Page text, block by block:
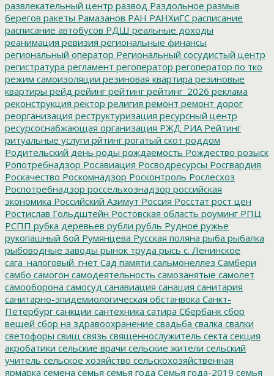
развлекательный центр развод Раздольное размыв
берегов ракеты Рамазанов РАН РАНХиГС расписание
расписание автобусов РДШ реальные доходы
реанимация ревизия региональные финансы
региональный оператор Региональный сосудистый центр
регистратура регламент регоператор регоператор по тко
режим самоизоляции резиновая квартира резиновые
квартиры рейд рейинг рейтинг рейтинг_2026 реклама
реконструкция ректор религия ремонт ремонт дорог
реорганизация реструктуризация ресурсный центр
ресурсоснабжающая организация РЖД РИА Рейтинг
ритуальные услуги рйтинг рогатый скот роддом
Родительский день роды рождаемость Рождество розыск
Ропотребнадзор Росавиация Росводресурсы Росгвардия
Роскачество Роскомнадзор Росконтроль Рослесхоз
Роспотребнадзор россельхознадзор российская
экономика Российский Азимут Россия Росстат рост цен
Ростислав Гольдштейн Ростовская область роуминг РПЦ
РСПП рубка деревьев рубли рубль Рудное ружье
рукопашный бой Румянцева Русская поляна рыба рыбалка
рыбоводные заводы рынок труда рысь с. Ленинское
сага_налоговый_гнет Сад памяти сальмонеллез Самбери
самбо самогон самодеятельность самозанятые самолет
самооборона самосуд санавиация санация санитария
санитарно-эпидемиологическая обстанвока Санкт-
Петербург санкции сантехника сатира Сбербанк сбор
вещей сбор на здравоохранение свадьба свалка свалки
светофоры свищ связь священнослужитель секта секция
акробатики сельские врачи сельские жители сельский
учитель сельское хозяйство сельскохозяйственная
ярмарка семена семья семья года Семья года-2019 семья